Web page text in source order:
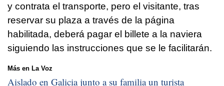
y contrata el transporte, pero el visitante, tras
reservar su plaza a través de la página
habilitada, deberá pagar el billete a la naviera
siguiendo las instrucciones que se le facilitarán.
Más en La Voz
Aislado en Galicia junto a su familia un turista